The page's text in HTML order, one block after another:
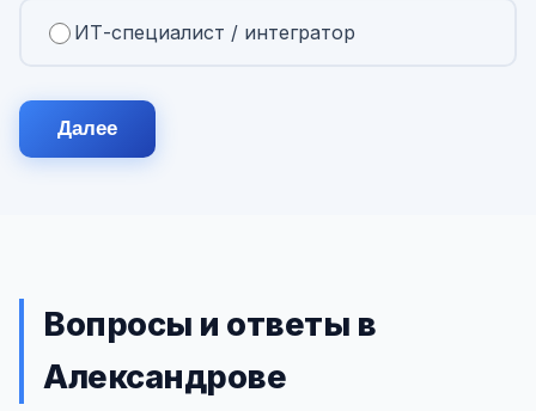
ИТ-специалист / интегратор
Далее
Вопросы и ответы в
Александрове